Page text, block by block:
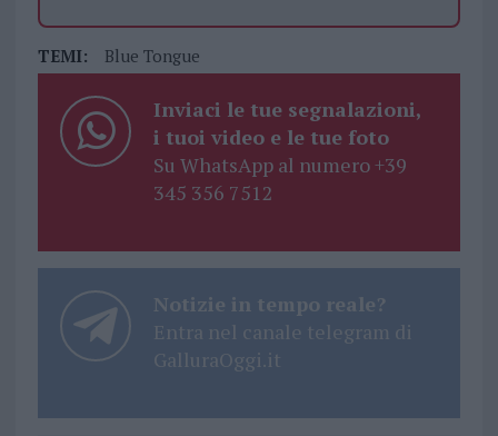
TEMI: Blue Tongue
Inviaci le tue segnalazioni,
i tuoi video e le tue foto
Su WhatsApp al numero +39
345 356 7512
Notizie in tempo reale?
Entra nel canale telegram di
GalluraOggi.it